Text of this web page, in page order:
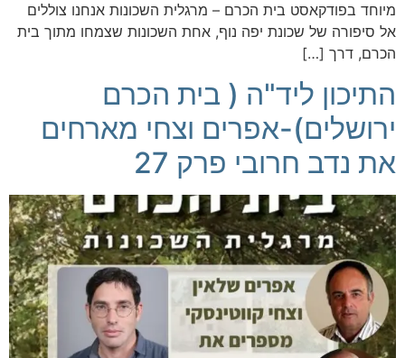
מיוחד בפודקאסט בית הכרם – מרגלית השכונות אנחנו צוללים
אל סיפורה של שכונת יפה נוף, אחת השכונות שצמחו מתוך בית
הכרם, דרך […]
התיכון ליד"ה ( בית הכרם
ירושלים)-אפרים וצחי מארחים
את נדב חרובי פרק 27